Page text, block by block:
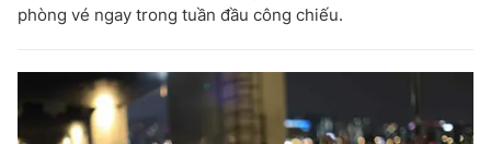
phòng vé ngay trong tuần đầu công chiếu.